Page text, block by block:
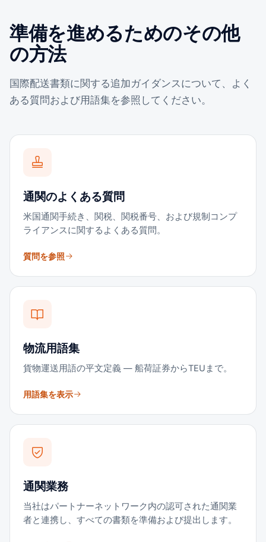
準備を進めるためのその他
の方法
国際配送書類に関する追加ガイダンスについて、よく
ある質問および用語集を参照してください。
通関のよくある質問
米国通関手続き、関税、関税番号、および規制コンプ
ライアンスに関するよくある質問。
質問を参照
物流用語集
貨物運送用語の平文定義 — 船荷証券からTEUまで。
用語集を表示
通関業務
当社はパートナーネットワーク内の認可された通関業
者と連携し、すべての書類を準備および提出します。